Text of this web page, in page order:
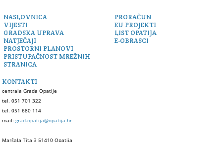
NASLOVNICA
VIJESTI
GRADSKA UPRAVA
NATJEČAJI
PROSTORNI PLANOVI
PRISTUPAČNOST MREŽNIH
STRANICA
PRORAČUN
EU PROJEKTI
LIST OPATIJA
E-OBRASCI
KONTAKTI
centrala Grada Opatije
tel. 051 701 322
tel. 051 680 114
mail:grad.opatija@opatija.hr
Maršala Tita 3 51410 Opatija